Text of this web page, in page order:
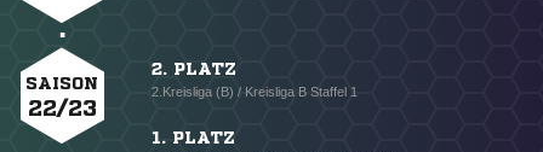
SAISON
22/23
2. PLATZ
2.Kreisliga (B) / Kreisliga B Staffel 1
1. PLATZ